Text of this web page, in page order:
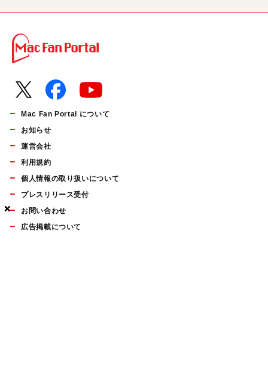
×
×
×
Mac Fan Portal について
お知らせ
運営会社
利用規約
個人情報の取り扱いについて
プレスリリース受付
お問い合わせ
広告掲載について